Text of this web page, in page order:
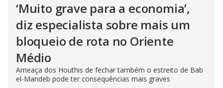
‘Muito grave para a economia’,
diz especialista sobre mais um
bloqueio de rota no Oriente
Médio
Ameaça dos Houthis de fechar também o estreito de Bab
el-Mandeb pode ter consequências mais graves